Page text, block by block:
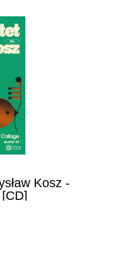
Kosz -